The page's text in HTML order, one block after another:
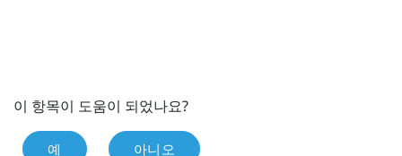
이 항목이 도움이 되었나요?
예 아니오